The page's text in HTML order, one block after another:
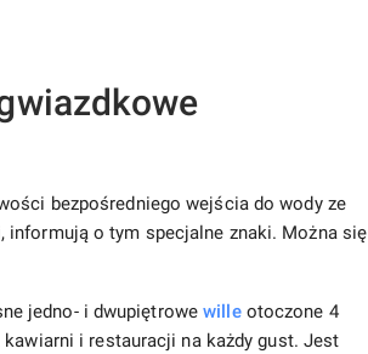
bezpośredniego wejścia do wody ze
informują o tym specjalne znaki. Można się
jedno- i dwupiętrowewilleotoczone 4
kawiarni i restauracji na każdy gust. Jest